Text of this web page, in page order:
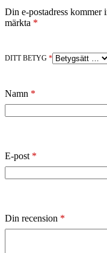
Din e-postadress kommer
märkta *
DITT BETYG *
Namn *
E-post *
Din recension *